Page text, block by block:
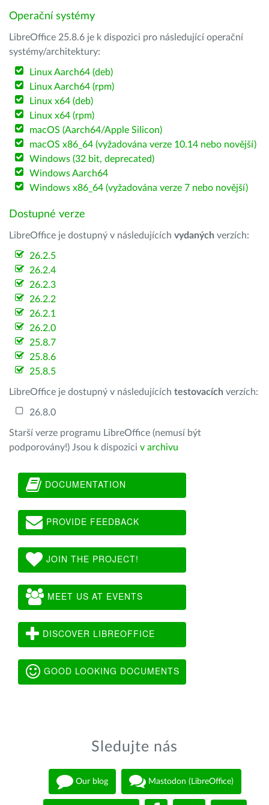
Operační systémy
LibreOffice 25.8.6 je k dispozici pro následující operační
systémy/architektury:
Linux Aarch64 (deb)
Linux Aarch64 (rpm)
Linux x64 (deb)
Linux x64 (rpm)
macOS (Aarch64/Apple Silicon)
macOS x86_64 (vyžadována verze 10.14 nebo novější)
Windows (32 bit, deprecated)
Windows Aarch64
Windows x86_64 (vyžadována verze 7 nebo novější)
Dostupné verze
LibreOffice je dostupný v následujících vydaných verzích:
26.2.5
26.2.4
26.2.3
26.2.2
26.2.1
26.2.0
25.8.7
25.8.6
25.8.5
LibreOffice je dostupný v následujících testovacích verzích:
26.8.0
Starší verze programu LibreOffice (nemusí být
podporovány!) Jsou k dispozici v archivu
DOCUMENTATION
PROVIDE FEEDBACK
JOIN THE PROJECT!
MEET US AT EVENTS
DISCOVER LIBREOFFICE
GOOD LOOKING DOCUMENTS
Sledujte nás
Our blog Mastodon (LibreOffice)